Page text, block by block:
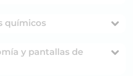
químicos
y pantallas de